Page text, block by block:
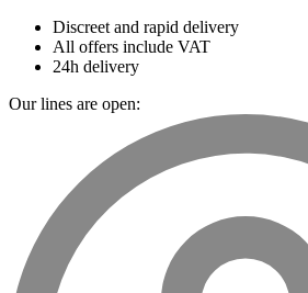
Discreet and rapid delivery
All offers include VAT
24h delivery
Our lines are open: